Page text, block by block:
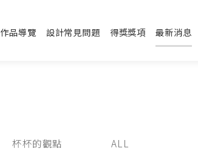
作品導覽 設計常見問題 得獎獎項 最新消息
杯杯的觀點 ALL